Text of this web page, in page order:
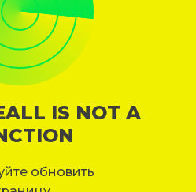
IS NOT A
обновить